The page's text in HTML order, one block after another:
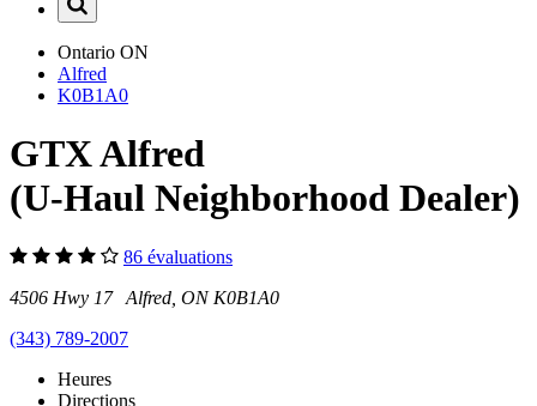
Ontario ON
Alfred
K0B1A0
GTX Alfred
(U-Haul Neighborhood Dealer)
86 évaluations
4506 Hwy 17 Alfred, ON K0B1A0
(343) 789-2007
Heures
Directions